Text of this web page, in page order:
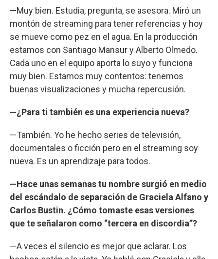
—Muy bien. Estudia, pregunta, se asesora. Miró un
montón de streaming para tener referencias y hoy
se mueve como pez en el agua. En la producción
estamos con Santiago Mansur y Alberto Olmedo.
Cada uno en el equipo aporta lo suyo y funciona
muy bien. Estamos muy contentos: tenemos
buenas visualizaciones y mucha repercusión.
—¿Para ti también es una experiencia nueva?
—También. Yo he hecho series de televisión,
documentales o ficción pero en el streaming soy
nueva. Es un aprendizaje para todos.
—Hace unas semanas tu nombre surgió en medio
del escándalo de separación de Graciela Alfano y
Carlos Bustin. ¿Cómo tomaste esas versiones
que te señalaron como “tercera en discordia”?
—A veces el silencio es mejor que aclarar. Los